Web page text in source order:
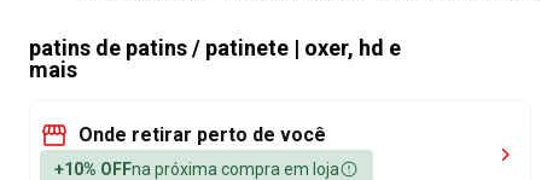
patins de patins / patinete | oxer, hd e
mais
Onde retirar perto de você
+10% OFFna próxima compra em loja